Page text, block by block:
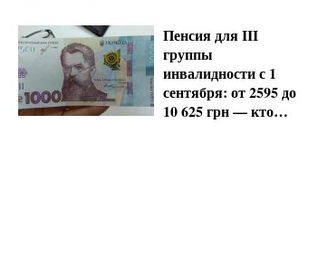
Пенсия для III
группы
инвалидности с 1
сентября: от 2595 до
10 625 грн — кто